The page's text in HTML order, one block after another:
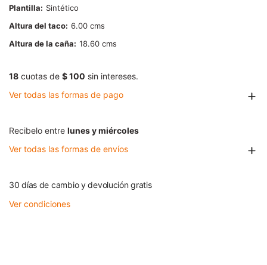
Plantilla
Sintético
Altura del taco 6.00
Altura de la caña
18.60
18 cuotas de $ 100 sin intereses.
Ver todas las formas de pago
Recibelo entre lunes y miércoles
Ver todas las formas de envíos
30 días de cambio y devolución gratis
Ver condiciones